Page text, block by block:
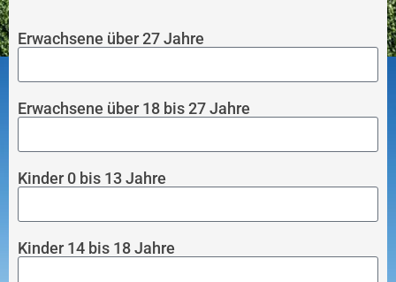
Erwachsene über 27 Jahre
Erwachsene über 18 bis 27 Jahre
Kinder 0 bis 13 Jahre
Kinder 14 bis 18 Jahre